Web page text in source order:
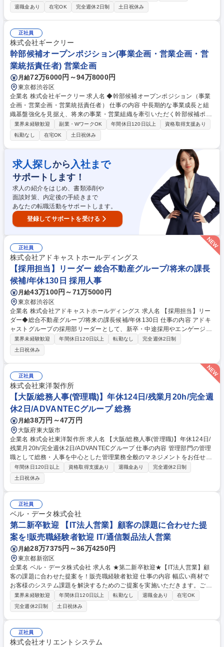
専門知識が身に付きます。 《具体的には》システム導入のための構築、キ
ッティング作業、納品作業/システムメンテナンス、故障対応(お客様先に
訪問し、作業)/問い合わせ対応、サービスデスク業務を担当していただき
ます。慣れてきた際には営業と一緒にプロジェクトマネジメントも担って
いただけます。 募集職種 [大阪]ITエンジニア｜未経験歓迎＆経験者優遇◎I
BM国内認定保守会社/年休124日
退職金あり
在宅OK 完全週休2日制 土日祝休み
正社員
株式会社ギークリー
幹部候補オープンポジション(事業企画・営業企画・営
業統括責任者) 営業企画
月給72万6000円～94万8000円
東京都渋谷区
企業名 株式会社ギークリー 求人名 ◆幹部候補オープンポジション（事業
企画・営業企画・営業統括責任者） 仕事の内容 中長期的な事業成長と組
織基盤強化を見据え、将来の事業・営業組織を牽引いただく幹部候補ポジ
ションを募集します。特定の役職に限定せず、これまでのご経験・専門性
に応じて責任ある役割を担っていただきます。 事業企画／営業企画／営業
統括（本部長・部長・課長クラス）いずれかの責任ある役割を担っていた
だきます。経営と現場をつなぐ中核として、戦略立案から実行・組織づく
りまで広くお任せします。 【募集背景】 事業および組織体制の強化に伴
い、各機能におけるマネジメント・企画力の高度化を進めています。既存
の枠にとらわれず、組織変革や仕組みづくりを主体的にリードできる中核
人材の採用を目的とした募集です。 募集職種 ◆幹部候補オープンポジシ
ョン（事業企画・営業企画・営業統括責任者）
業界未経験歓迎 副業・WワークOK 年間休日120日以上
資格取得支援あり
転勤なし
在宅OK 土日祝休み
求人探しから 入社まで
サポートします！
求人の紹介をはじめ、書類添削や
面談対策、内定後の手続きまで
あなたの転職活動をサポートします。
登録してサポートを受ける
正社員
株式会社アドキャストホールディングス
【採用担当】リーダー 総合不動産グループ/将来の課長
候補/年休130日 採用人事
月給43万100円～71万5000円
東京都渋谷区
企業名 株式会社アドキャストホールディングス 求人名 【採用担当】リー
ダー◆総合不動産グループ/将来の課長候補/年休130日 仕事の内容 アドキ
ャストグループの採用部リーダーとして、新卒・中途採用やエンゲージメ
ント推進をお任せします。将来的には人材開発、労務管理、報酬設計、人
事制度の企画等、人事業務全般へ挑戦できる環境です。 ■新卒・中途採用
の戦略立案から実行（求人計画、要件定義、選考判断等） ■オンボーディ
ングプログラムの設計による早期戦力化支援 ■社員エンゲージメント向上
に向けた各種施策の企画・実行 【当社について】アドキャストグループ全
体の管理部門としての機能を集約した中核企業です。現場で働くグループ
会社の方々が最大限のパフォーマンスを発揮できるよう、「働きやすい環
境」をデザインし実現します。 募集職種 【採用担当】リーダー◆総合不
動産グループ/将来の課長候補/年休130日
業界未経験歓迎 年間休日120日以上 転勤なし
完全週休2日制
土日祝休み
正社員
株式会社東洋製作所
【大阪/総務人事(管理職)】年休124日/残業月20h/完全週
休2日/ADVANTECグループ 総務
月給38万円～47万円
大阪府東大阪市
企業名 株式会社東洋製作所 求人名 【大阪/総務人事(管理職)】年休124日/
残業月20h/完全週休2日/ADVANTECグループ 仕事の内容 管理部門の管理
職として総務・人事を中心とした管理業務全般のマネジメントをお任せし
ます。●総務・人事・労務業務の統括および運営管理 ●組織課題や事業環
境の変化を踏まえた制度・運用の企画、改善推進 ●社内各部門およびグル
ープ会社との調整・連携業務 ●管理部門メンバーのマネジメントおよび育
成 ●管理部門における業務フローの整備・標準化・効率化推進 ●経営層へ
の報告および各種施策の推進支援 ●その他、事業運営を支える管理部門全
般の統括業務 ※経理業務についてはグループ会社が支援しているため、高
度な経理実務経験は必須ではありません。 募集職種 【大阪/総務人事(管理
職)】年休124日/残業月20h/完全週休2日/ADVANTECグループ
年間休日120日以上 資格取得支援あり 退職金あり
完全週休2日制
土日祝休み
正社員
ベル・データ株式会社
第二新卒歓迎 【IT法人営業】顧客の課題に合わせた提
案を!販売職経験者歓迎 IT/通信製品法人営業
月給28万7375円～36万4250円
東京都新宿区
企業名 ベル・データ株式会社 求人名 ★第二新卒歓迎★【IT法人営業】顧
客の課題に合わせた提案を！販売職経験者歓迎 仕事の内容 幅広い商材で
お客様のシステム課題を解決するためのご提案を実施いただきます。ご経
験に合わせて研修もご用意。お客様の様々な業務課題解決に向けヒアリン
グから提案を行い、エンジニアへと繋ぐ重要な役割です。 【具体的には】
■各企業の業務上の課題や要望（DX化を推進したい/販売管理の生産性を高
めたい等）をヒアリング、社内検討を経て解決策の提案を行います。デー
タセンターやクラウド環境も自社で運用しています。電話やメールでアポ
イントを取り現地訪問を行いますが、近年では半数ほどがWEB会議を活用
業界未経験歓迎 年間休日120日以上 転勤なし 退職金あり
在宅OK
完全週休2日制
土日祝休み
正社員
株式会社オリエントシステム